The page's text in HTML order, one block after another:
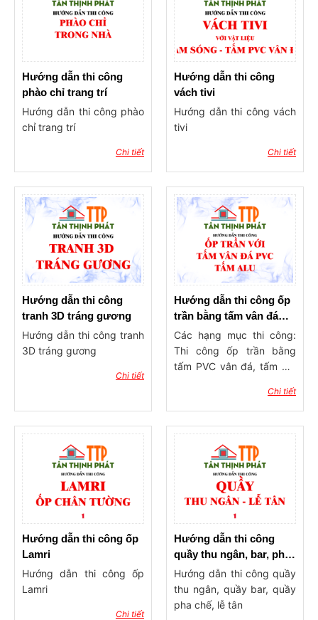
Hướng dẫn thi công
phào chỉ trang trí
Hướng dẫn thi công phào
chỉ trang trí
Chi tiết
Hướng dẫn thi công
vách tivi
Hướng dẫn thi công vách
tivi
Chi tiết
Hướng dẫn thi công
tranh 3D tráng gương
Hướng dẫn thi công tranh
3D tráng gương
Chi tiết
Hướng dẫn thi công ốp
trần bằng tấm vân đá
PVC, Alu
Các hạng mục thi công:
Thi công ốp trần bằng
tấm PVC vân đá, tấm Alu
ngủ, trần nhà … cho công
trình dân dụng, văn
phòng, sảnh tiếp khách …
Tư vấn chuẩn bị vật tư và
phụ kiện như sau: 1. Tấm
PVC vân đá hoặc tấm Alu
2. Keo dán 2 mặt, keo TGI
hoặc 999, keo 502, keo
silicon trắng trong, keo
che mối nối, các loại đèn
led hắt, led dây trang trí
… 3. Các loại nẹp V và
viền trang trí hoặc phào
chỉ như phào trần, phào
Chi tiết
Hướng dẫn thi công ốp
Lamri
Hướng dẫn thi công ốp
Lamri
Chi tiết
Hướng dẫn thi công
quầy thu ngân, bar, pha
chế, lễ tân
Hướng dẫn thi công quầy
thu ngân, quầy bar, quầy
pha chế, lễ tân